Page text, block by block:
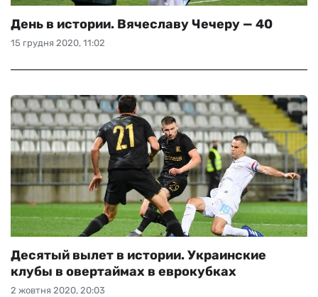
15 грудня 2020, 11:02
День в истории. Вячеславу Чечеру — 40
2 жовтня 2020, 20:03
Десятый вылет в истории. Украинские
клубы в овертаймах в еврокубках